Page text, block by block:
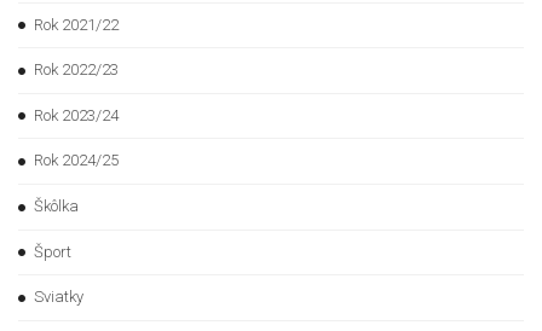
Rok 2021/22
Rok 2022/23
Rok 2023/24
Rok 2024/25
Škôlka
Šport
Sviatky